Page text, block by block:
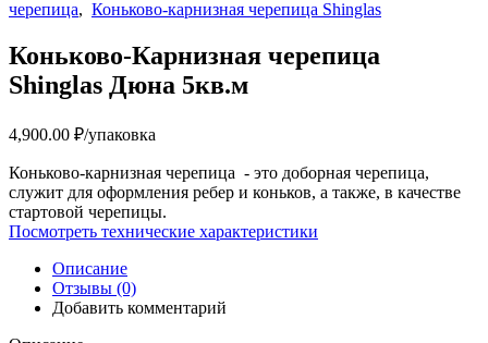
черепица, Коньково-карнизная черепица Shinglas
Коньково-Карнизная черепица
Shinglas Дюна 5кв.м
4,900.00 ₽/упаковка
Коньково-карнизная черепица - это доборная черепица,
служит для оформления ребер и коньков, а также, в качестве
стартовой черепицы.
Посмотреть технические характеристики
Описание
Отзывы (0)
Добавить комментарий